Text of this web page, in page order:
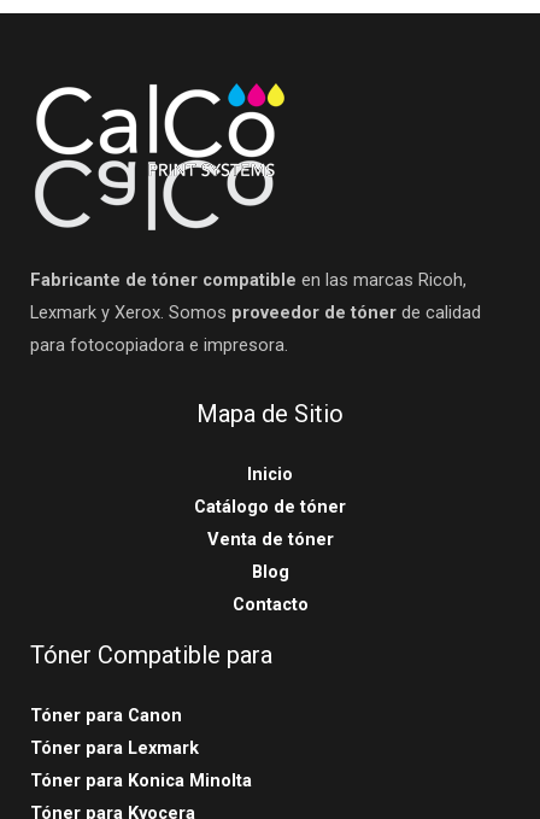
Fabricante de tóner compatible en las marcas Ricoh,
Lexmark y Xerox. Somos proveedor de tóner de calidad
para fotocopiadora e impresora.
Mapa de Sitio
Inicio
Catálogo de tóner
Venta de tóner
Blog
Contacto
Tóner Compatible para
Tóner para Canon
Tóner para Lexmark
Tóner para Konica Minolta
Tóner para Kyocera